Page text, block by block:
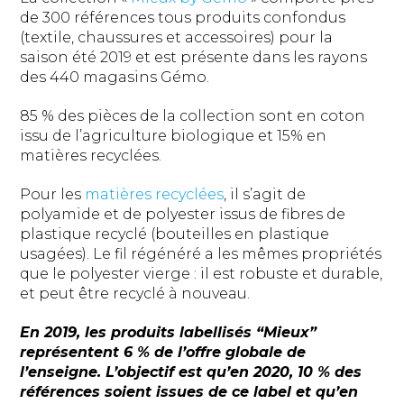
de 300 références tous produits confondus
(textile, chaussures et accessoires) pour la
saison été 2019 et est présente dans les rayons
des 440 magasins Gémo.
85 % des pièces de la collection sont en coton
issu de l’agriculture biologique et 15% en
matières recyclées.
Pour les matières recyclées , il s’agit de
polyamide et de polyester issus de fibres de
plastique recyclé (bouteilles en plastique
usagées). Le fil régénéré a les mêmes propriétés
que le polyester vierge : il est robuste et durable,
et peut être recyclé à nouveau.
En 2019, les produits labellisés “Mieux”
représentent 6 % de l’offre globale de
l’enseigne. L’objectif est qu’en 2020, 10 % des
références soient issues de ce label et qu’en